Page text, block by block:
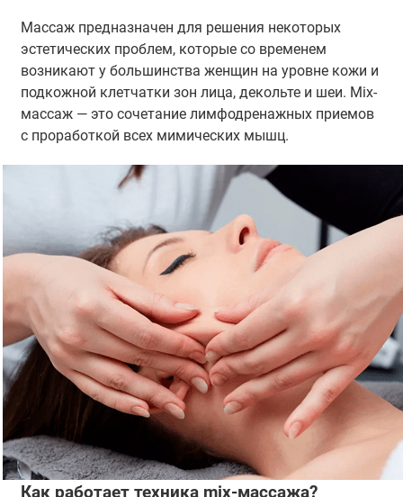
Массаж предназначен для решения некоторых
эстетических проблем, которые со временем
возникают у большинства женщин на уровне кожи и
подкожной клетчатки зон лица, декольте и шеи. Mix-
массаж — это сочетание лимфодренажных приемов
с проработкой всех мимических мышц.
Как работает техника mix-массажа?